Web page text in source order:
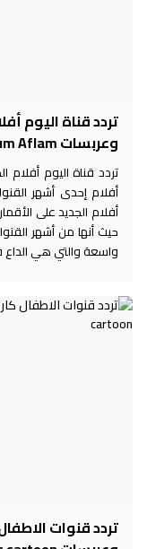
وعربسات Alyaoum Aflam
تردد قناة اليوم أفلام
أفلام إحدى أشهر
أفلام الجديد على
حيث أنها من أشهر
واسعة والتي هي